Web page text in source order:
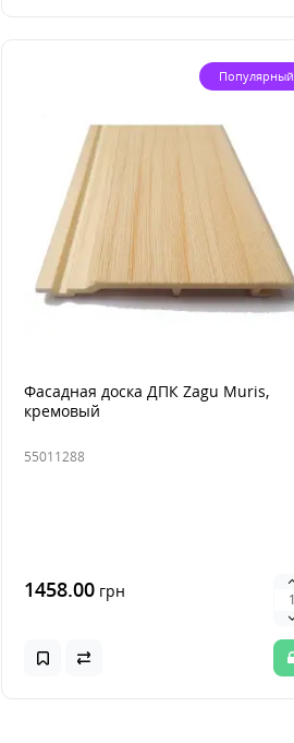
Популярный
Фасадная доска ДПК Zagu Muris,
кремовый
55011288
1458.00 грн